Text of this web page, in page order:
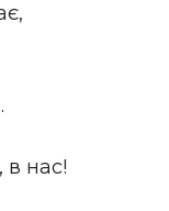
в нас!